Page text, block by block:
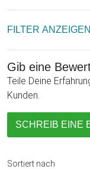
FILTER ANZEIGEN
Gib eine
Teile Deine
Kunden.
SCHREIB EINE
Sortiert nach